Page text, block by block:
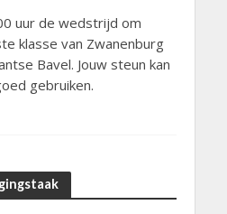
uur de wedstrijd om
klasse van Zwanenburg
Bavel. Jouw steun kan
gebruiken.